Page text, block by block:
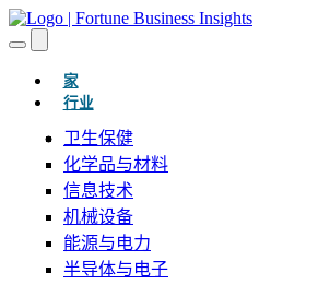
家(当前的)
行业
卫生保健
化学品与材料
信息技术
机械设备
能源与电力
半导体与电子